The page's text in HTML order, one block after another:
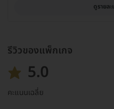
ดูรายละ
รีวิวของแพ็กเกจ
5.0
คะแนนเฉลี่ย